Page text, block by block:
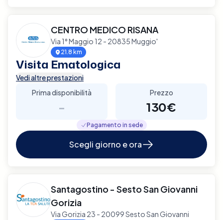
CENTRO MEDICO RISANA
Via 1° Maggio 12 - 20835 Muggio'
21.8 km
Visita Ematologica
Vedi altre prestazioni
Prima disponibilità
-
Prezzo
130€
Pagamento in sede
Scegli giorno e ora
Santagostino - Sesto San Giovanni
Gorizia
Via Gorizia 23 - 20099 Sesto San Giovanni